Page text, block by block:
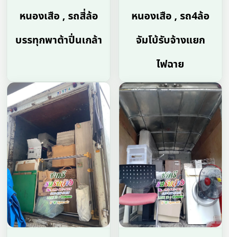
หนองเสือ , รถสี่ล้อ
บรรทุกพาต้าปิ่นเกล้า
หนองเสือ , รถ4ล้อ
จัมโบ้รับจ้างแยก
ไฟฉาย